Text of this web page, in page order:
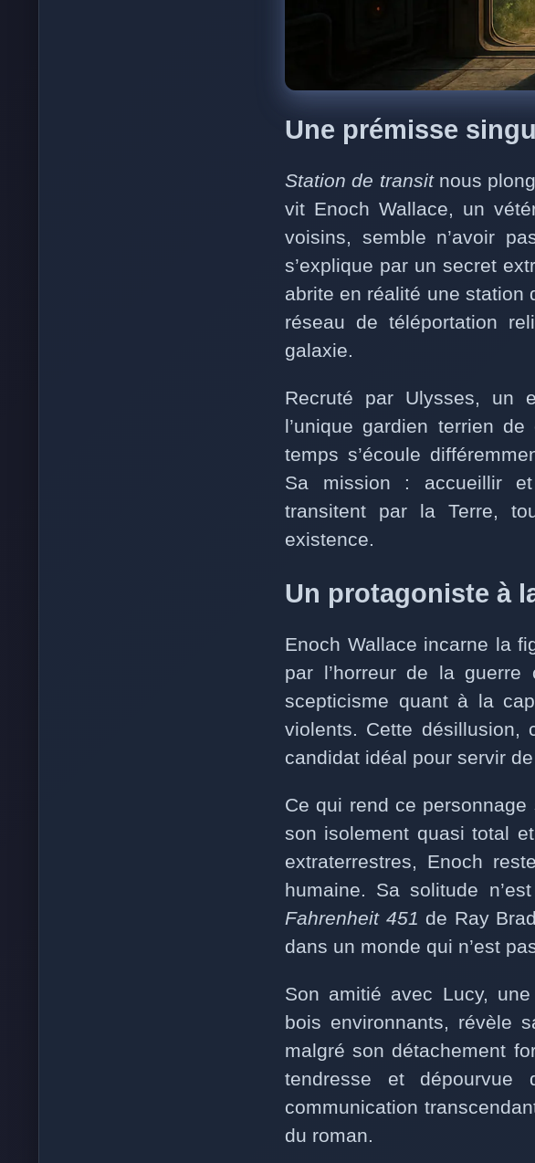
Une prémisse
Station de transitnous
vit Enoch Wallace, un
voisins, semble n’avoir
s’explique par un secret
abrite en réalité une
réseau de téléportation
galaxie.
Recruté par Ulysses, un
l’unique gardien terrien
temps s’écoule
Sa mission : accueillir
transitent par la Terre,
existence.
Un protagoniste à
Enoch Wallace incarne la
par l’horreur de la
scepticisme quant à la
violents. Cette désillusion,
candidat idéal pour servir
Ce qui rend ce
son isolement quasi total
extraterrestres, Enoch
humaine. Sa solitude
Fahrenheit 451 de Ray
dans un monde qui n’est
Son amitié avec Lucy,
bois environnants, révèle
malgré son détachement
tendresse et dépourvue
communication
du roman.